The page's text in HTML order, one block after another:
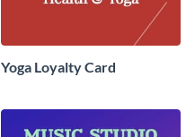
Yoga Loyalty Card